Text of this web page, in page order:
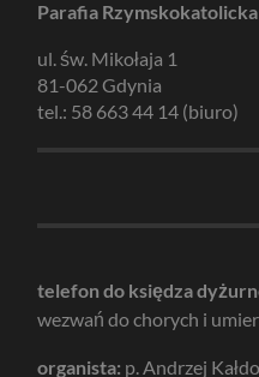
Parafia
ul. św. Mikołaja 1
81-062 Gdynia
tel.: 58 663 44 14 (biuro)
telefon do księdza
wezwań do chorych i
organista: p. Andrzej